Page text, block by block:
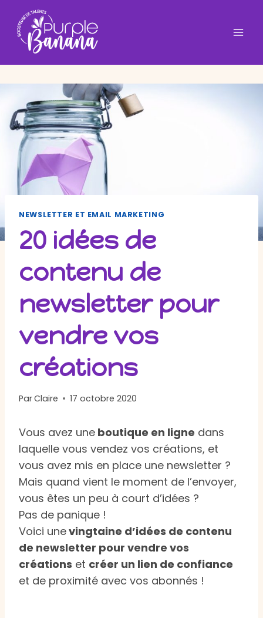
contenu
NEWSLETTER ET EMAIL MARKETING
20 idées de
contenu de
newsletter pour
vendre vos
créations
ParClaire 17 octobre 2020
Vous avez une boutique en ligne dans
laquelle vous vendez vos créations, et
vous avez mis en place une newsletter ?
Mais quand vient le moment de l’envoyer,
vous êtes un peu à court d’idées ?
Pas de panique !
Voici unevingtaine d’idées de contenu
de newsletter pour vendre vos
créations et créer un lien de confiance
et de proximité avec vos abonnés !